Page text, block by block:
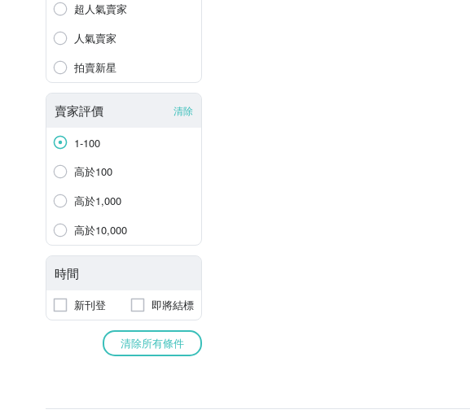
超人氣賣家
人氣賣家
拍賣新星
賣家評價 清除
1-100
高於100
高於1,000
高於10,000
時間
新刊登 即將結標
清除所有條件